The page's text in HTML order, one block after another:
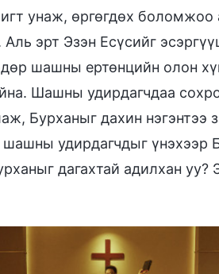
унаж, өргөгдөх
Аль эрт Эзэн Есүсийг
шашны ертөнцийн олон
Шашны удирдагчдаа
Бурханыг дахин
шашны удирдагчдыг
дагахтай адилхан